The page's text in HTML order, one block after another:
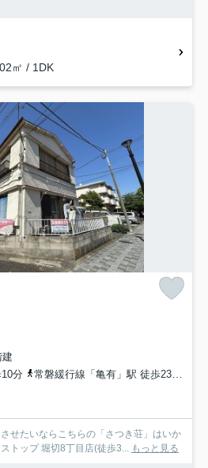
㎡ / 1DK
分
常磐緩行線「亀有」駅 徒歩23分
せたいならこちらの「さつき荘」はいか
トップ 堀切8丁目店(徒歩3... もっと見る